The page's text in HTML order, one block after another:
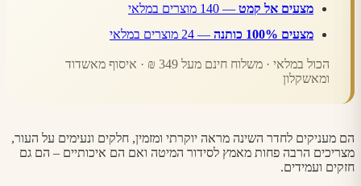
מצעים אל קמט — 140 מוצרים במלאי
מצעים 100% כותנה
— 24 מוצרים במלאי
הכול במלאי · משלוח חינם מעל 349 ₪ · איסוף מאשדוד
ומאשקלון
הם מעניקים לחדר השינה מראה יוקרתי ומזמין, חלקים ונעימים על העור,
מצריכים הרבה פחות מאמץ לסידור המיטה ואם הם איכותיים – הם גם
חזקים ועמידים.